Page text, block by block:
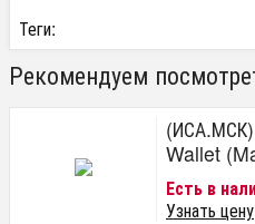
Теги:
Рекомендуем
Wallet
Есть в
Узнать цену